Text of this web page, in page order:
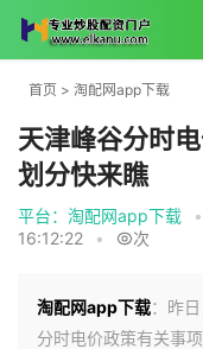
首页 > 淘配网app下载
天津峰谷分时
划分快来瞧
平台：淘配网app下载 •
16:12:22
• 次
淘配网app下载：昨
分时电价政策有关事